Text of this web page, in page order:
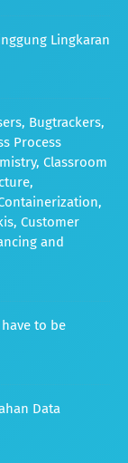
Lingkaran
Bugtrackers,
Process
Classroom
Customer
and
to be
Data